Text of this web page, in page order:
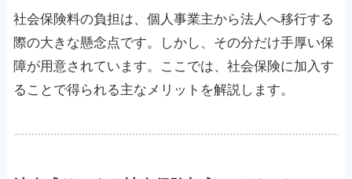
社会保険料の負担は、個人事業主から法人へ移行する
際の大きな懸念点です。しかし、その分だけ手厚い保
障が用意されています。ここでは、社会保険に加入す
ることで得られる主なメリットを解説します。